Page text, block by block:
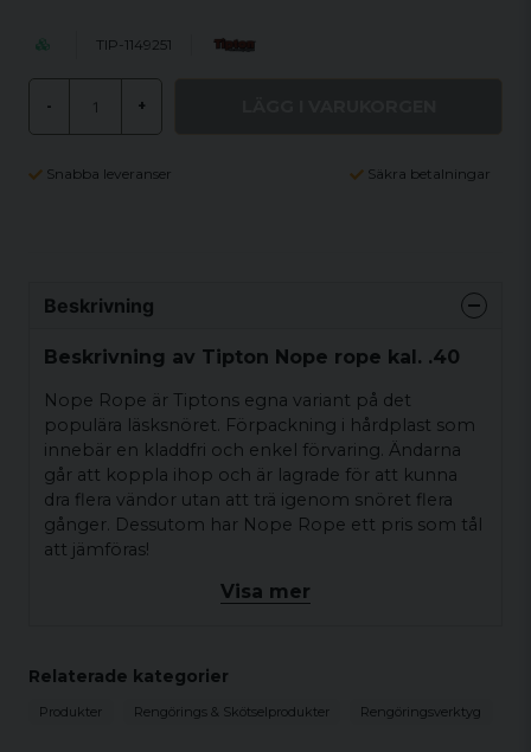
TIP-1149251
- +
Snabba leveranser Säkra betalningar
Beskrivning
Beskrivning av Tipton Nope rope kal. .40
Nope Rope är Tiptons egna variant på det
populära läsksnöret. Förpackning i hårdplast som
innebär en kladdfri och enkel förvaring. Ändarna
går att koppla ihop och är lagrade för att kunna
dra flera vändor utan att trä igenom snöret flera
gånger. Dessutom har Nope Rope ett pris som tål
att jämföras!
Levereras i en hårdplastförpackning för
väldigt attraktivt pris.
Ihop kopplingsbara lagrade ändar för att
Visa mer
Relaterade kategorier
Produkter Rengörings & Skötselprodukter Rengöringsverktyg